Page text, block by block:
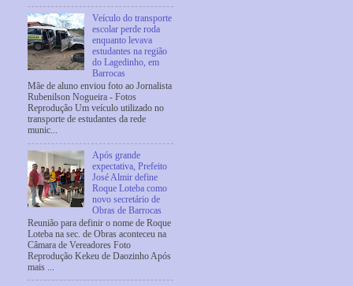
Veículo do transporte
escolar perde roda
enquanto levava
estudantes na região
do Lagedinho, em
Barrocas
Mãe de aluno enviou foto ao Jornalista
Rubenilson Nogueira - Fotos
Reprodução Um veículo utilizado no
transporte de estudantes da rede
munic...
Após grande
expectativa, Prefeito
José Almir define
Roque Loteba como
novo secretário de
Obras de Barrocas
Reunião para definir o nome de Roque
Loteba na sec. de Obras aconteceu na
Câmara de Vereadores Foto
Reprodução Kekeu de Daozinho Após
mais ...